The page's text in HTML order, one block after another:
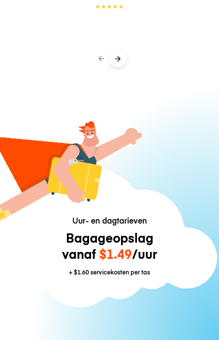
★★★★★
Uur- en dagtarieven
Bagageopslag
vanaf $1.49/uur
+$1.60servicekosten per tas